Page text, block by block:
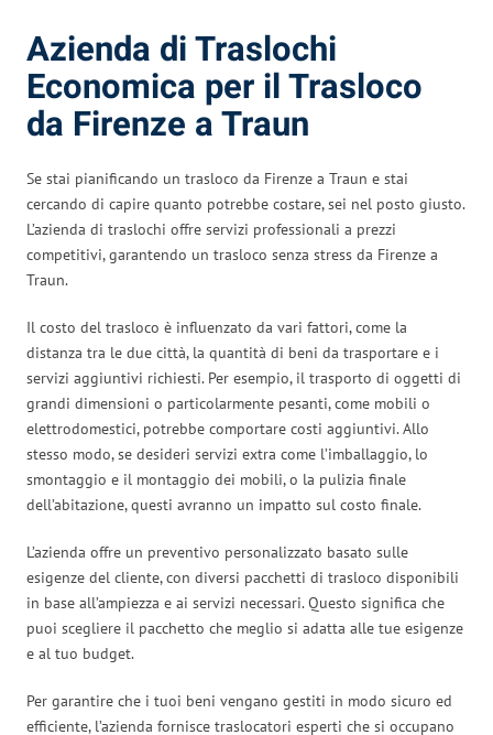
Azienda di Traslochi
Economica per il Trasloco
da Firenze a Traun
Se stai pianificando un trasloco da Firenze a Traun e stai
cercando di capire quanto potrebbe costare, sei nel posto giusto.
L’azienda di traslochi offre servizi professionali a prezzi
competitivi, garantendo un trasloco senza stress da Firenze a
Traun.
Il costo del trasloco è influenzato da vari fattori, come la
distanza tra le due città, la quantità di beni da trasportare e i
servizi aggiuntivi richiesti. Per esempio, il trasporto di oggetti di
grandi dimensioni o particolarmente pesanti, come mobili o
elettrodomestici, potrebbe comportare costi aggiuntivi. Allo
stesso modo, se desideri servizi extra come l’imballaggio, lo
smontaggio e il montaggio dei mobili, o la pulizia finale
dell’abitazione, questi avranno un impatto sul costo finale.
L’azienda offre un preventivo personalizzato basato sulle
esigenze del cliente, con diversi pacchetti di trasloco disponibili
in base all’ampiezza e ai servizi necessari. Questo significa che
puoi scegliere il pacchetto che meglio si adatta alle tue esigenze
e al tuo budget.
Per garantire che i tuoi beni vengano gestiti in modo sicuro ed
efficiente, l’azienda fornisce traslocatori esperti che si occupano